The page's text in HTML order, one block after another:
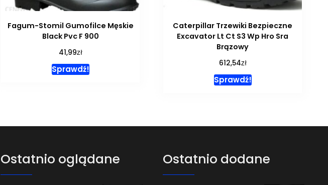
Fagum-Stomil Gumofilce Męskie
Black Pvc F 900
41,99zł
Sprawdź!
Caterpillar Trzewiki Bezpieczne
Excavator Lt Ct S3 Wp Hro Sra
Brązowy
612,54zł
Sprawdź!
Ostatnio oglądane Ostatnio dodane